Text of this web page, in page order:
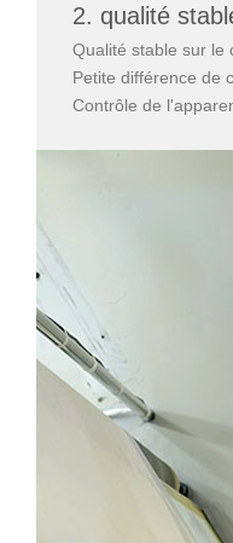
2. qualité
Qualité stable sur le
Petite différence de
Contrôle de